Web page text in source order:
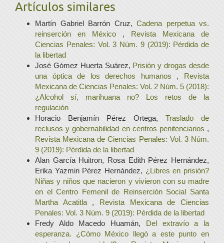
Artículos similares
Martín Gabriel Barrón Cruz, Cadena perpetua vs.
reinserción en México , Revista Mexicana de
Ciencias Penales: Vol. 3 Núm. 9 (2019): Pérdida de
la libertad
José Gómez Huerta Suárez, Prisión y drogas desde
una óptica de los derechos humanos , Revista
Mexicana de Ciencias Penales: Vol. 2 Núm. 5 (2018):
¿Alcohol sí, marihuana no? Los retos de la
regulación
Horacio Benjamín Pérez Ortega, Traslado de
reclusos y gobernabilidad en centros penitenciarios ,
Revista Mexicana de Ciencias Penales: Vol. 3 Núm.
9 (2019): Pérdida de la libertad
Alan García Huitron, Rosa Edith Pérez Hernández,
Erika Yazmin Pérez Hernández, ¿Libres en prisión?
Niñas y niños que nacieron y vivieron con su madre
en el Centro Femenil de Reinserción Social Santa
Martha Acatitla , Revista Mexicana de Ciencias
Penales: Vol. 3 Núm. 9 (2019): Pérdida de la libertad
Fredy Aldo Macedo Huamán, Del extravío a la
esperanza. ¿Cómo México llegó a este punto en